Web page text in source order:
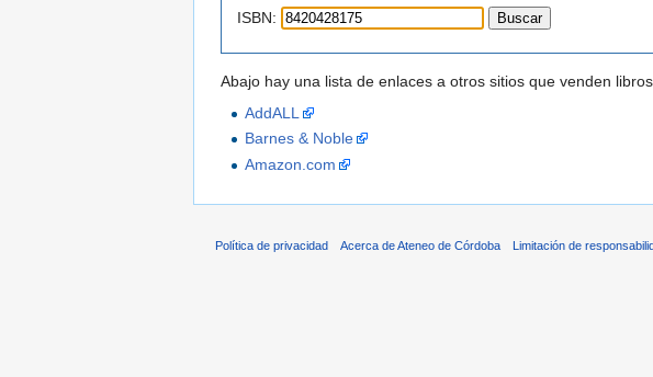
ISBN:
Abajo hay una lista de enlaces a otros sitios que venden
AddALL
Barnes & Noble
Amazon.com
Política de privacidad Acerca de Ateneo de Córdoba Limitación de